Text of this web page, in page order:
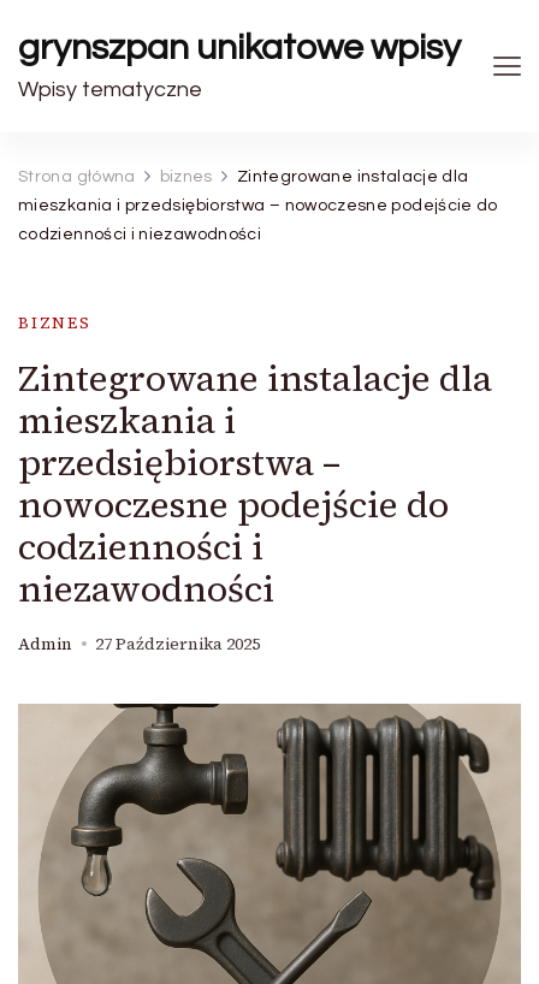
grynszpan unikatowe wpisy
Wpisy tematyczne
Strona główna biznes
Zintegrowane instalacje dla
mieszkania i przedsiębiorstwa – nowoczesne podejście do
codzienności i niezawodności
BIZNES
Zintegrowane instalacje dla
mieszkania i
przedsiębiorstwa –
nowoczesne podejście do
codzienności i
niezawodności
Admin 27 Października 2025